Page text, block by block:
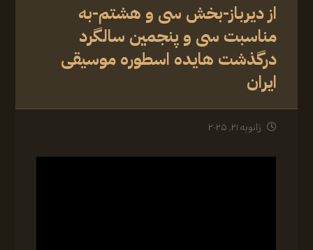
از دیرباز-بخش سی و هشتم-به
مناسبت سی‌ و پنجمین سالگرد
درگذشت هایده اسطوره موسیقی
ایران
ژانویه ۲۱, ۲۰۲۵